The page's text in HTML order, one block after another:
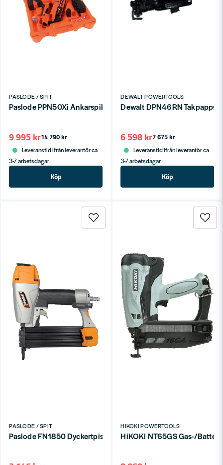
PASLODE / SPIT
Paslode PPN50Xi Ankarspikpistol gasdriven
14 790 kr
9 995 kr
Leveranstid ifrån leverantör ca
3-7 arbetsdagar
Köp
DEWALT POWERTOOLS
Dewalt DPN46RN
7 675 kr
6 598 kr
Leveranstid ifrån leverantör ca
3-7 arbetsdagar
Köp
PASLODE / SPIT
Paslode FN1850 Dyckertpistol 1,2mm (15-50mm)
HIKOKI POWERTOOLS
HiKOKI NT65GS Gas-/